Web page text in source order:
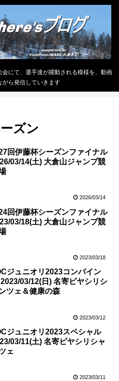
にて、選手達が躍動される模様を、動画
がら発信していきます
ズン
回伊藤杯シーズンファイナル
03/14(土) 大倉山ジャンプ競
2026/03/14
回伊藤杯シーズンファイナル
03/18(土) 大倉山ジャンプ競
2023/03/18
ジュニオリ2023コンバイン
2023/03/12(日) 名寄ピヤシリシ
ツェ＆健康の森
2023/03/12
ジュニオリ2023スペシャル
03/11(土) 名寄ピヤシリシャ
ェ
2023/03/11